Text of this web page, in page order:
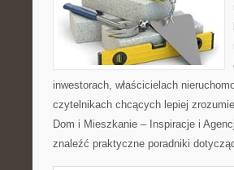
inwestorach, właścicielach
czytelnikach chcących lepiej
Dom i Mieszkanie – Inspiracje i
znaleźć praktyczne poradniki